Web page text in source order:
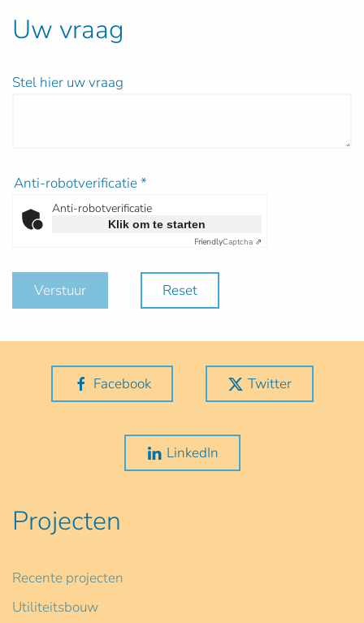
Uw vraag
Stel hier uw vraag
Anti-robotverificatie*
Anti-robotverificatie
Klik om te starten
FriendlyCaptcha ⇗
Verstuur Reset
Facebook Twitter
LinkedIn
Projecten
Recente projecten
Utiliteitsbouw